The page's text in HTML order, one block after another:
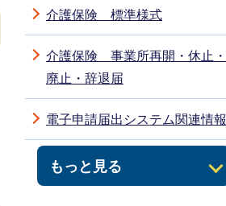
介護保険 標準様式
もっと見る
介護保険 事業所再開・休止・
廃止・辞退届
電子申請届出システム関連情報